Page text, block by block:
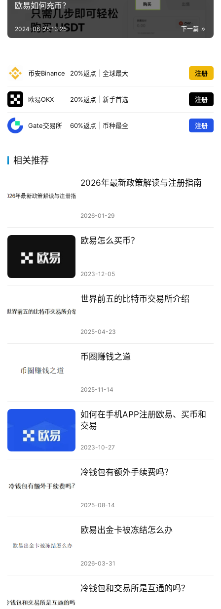
欧易如何充币？
下一篇
2024-06-25 13:25
币安Binance 20%返点 全球最大 注册
欧易OKX 20%返点 新手首选 注册
Gate交易所 60%返点 币种最全 注册
相关推荐
2026年最新政策解读与注册指南
2026-01-29
欧易怎么买币？
2023-12-05
世界前五的比特币交易所介绍
2025-04-23
币圈赚钱之道
2025-11-14
如何在手机APP注册欧易、买币和
交易
2023-10-27
冷钱包有额外手续费吗？
2025-08-14
欧易出金卡被冻结怎么办
2026-03-31
冷钱包和交易所是互通的吗？